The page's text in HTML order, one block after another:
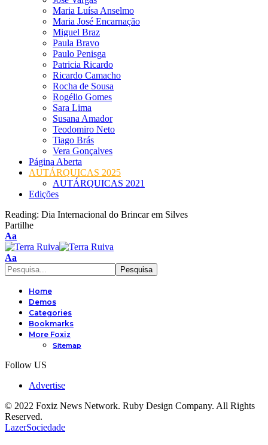
Maria Luísa Anselmo
Maria José Encarnação
Miguel Braz
Paula Bravo
Paulo Penisga
Patricia Ricardo
Ricardo Camacho
Rocha de Sousa
Rogélio Gomes
Sara Lima
Susana Amador
Teodomiro Neto
Tiago Brás
Vera Gonçalves
Página Aberta
AUTÁRQUICAS 2025
AUTÁRQUICAS 2021
Edições
Reading: Dia Internacional do Brincar em Silves
Partilhe
Font
Resizer
Aa
Font
Resizer
Aa
Home
Demos
Categories
Bookmarks
More Foxiz
Sitemap
Follow US
Advertise
© 2022 Foxiz News Network. Ruby Design Company. All Rights
Reserved.
LazerSociedade